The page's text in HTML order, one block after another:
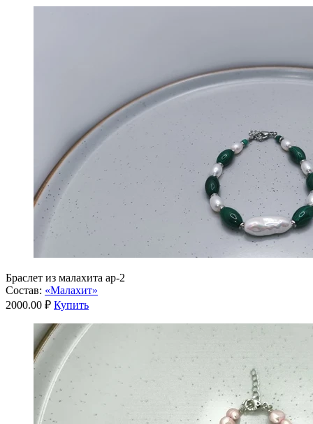
Браслет из малахита ар-2
Состав: «Малахит»
2000.00 ₽ Купить